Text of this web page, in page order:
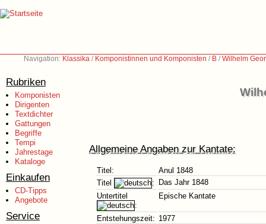
Navigation: Klassika / Komponistinnen und Komponisten / B /Wilhelm
Rubriken
Komponisten
Dirigenten
Textdichter
Gattungen
Begriffe
Tempi
Jahrestage
Kataloge
Einkaufen
CD-Tipps
Angebote
Service
Allgemeine Angaben zur Kantate:
Titel:
Anul 1848
Titel
:
Das Jahr 1848
Untertitel
:
Epische Kantate
Entstehungszeit: 1977